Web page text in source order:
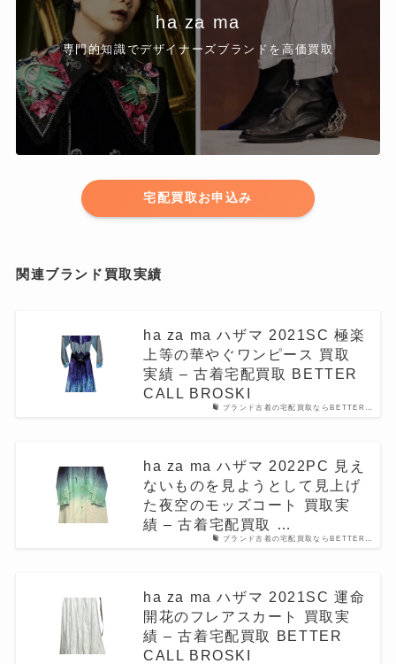
ha za ma
専門的知識でデザイナーズブランドを高価買取
宅配買取お申込み
関連ブランド買取実績
ブランド古着の宅配買取ならBETTER…
ha za ma ハザマ 2021SC 極楽
上等の華やぐワンピース 買取
実績 – 古着宅配買取 BETTER
CALL BROSKI
ブランド古着の宅配買取ならBETTER…
ha za ma ハザマ 2022PC 見え
ないものを見ようとして見上げ
た夜空のモッズコート 買取実
績 – 古着宅配買取 …
ha za ma ハザマ 2021SC 運命
開花のフレアスカート 買取実
績 – 古着宅配買取 BETTER
CALL BROSKI